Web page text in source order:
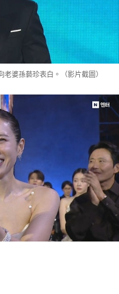
婆孫藝珍表白。（影片截圖）